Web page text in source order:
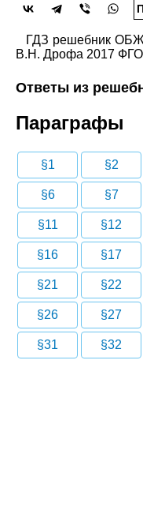
ГДЗ решебник ОБЖ
В.Н. Дрофа 2017
Ответы из
Параграфы
§1 §2
§6 §7
§11 §12
§16 §17
§21 §22
§26 §27
§31 §32